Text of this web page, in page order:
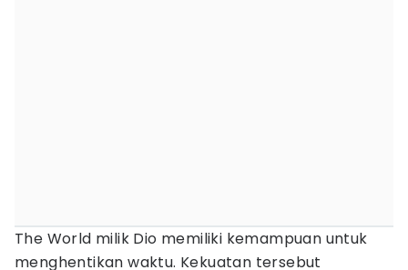
The World milik Dio memiliki kemampuan untuk
menghentikan waktu. Kekuatan tersebut